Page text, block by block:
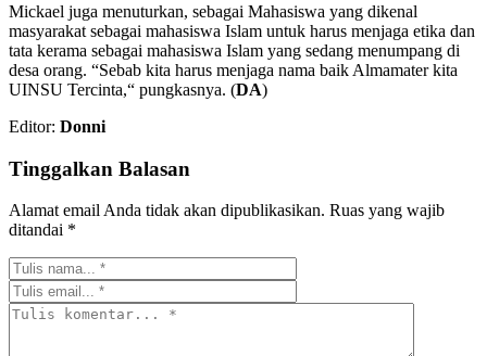
Mickael juga menuturkan, sebagai Mahasiswa yang dikenal
masyarakat sebagai mahasiswa Islam untuk harus menjaga etika dan
tata kerama sebagai mahasiswa Islam yang sedang menumpang di
desa orang. “Sebab kita harus menjaga nama baik Almamater kita
UINSU Tercinta,“ pungkasnya. (DA)
Editor: Donni
Tinggalkan Balasan
Alamat email Anda tidak akan dipublikasikan. Ruas yang wajib
ditandai *